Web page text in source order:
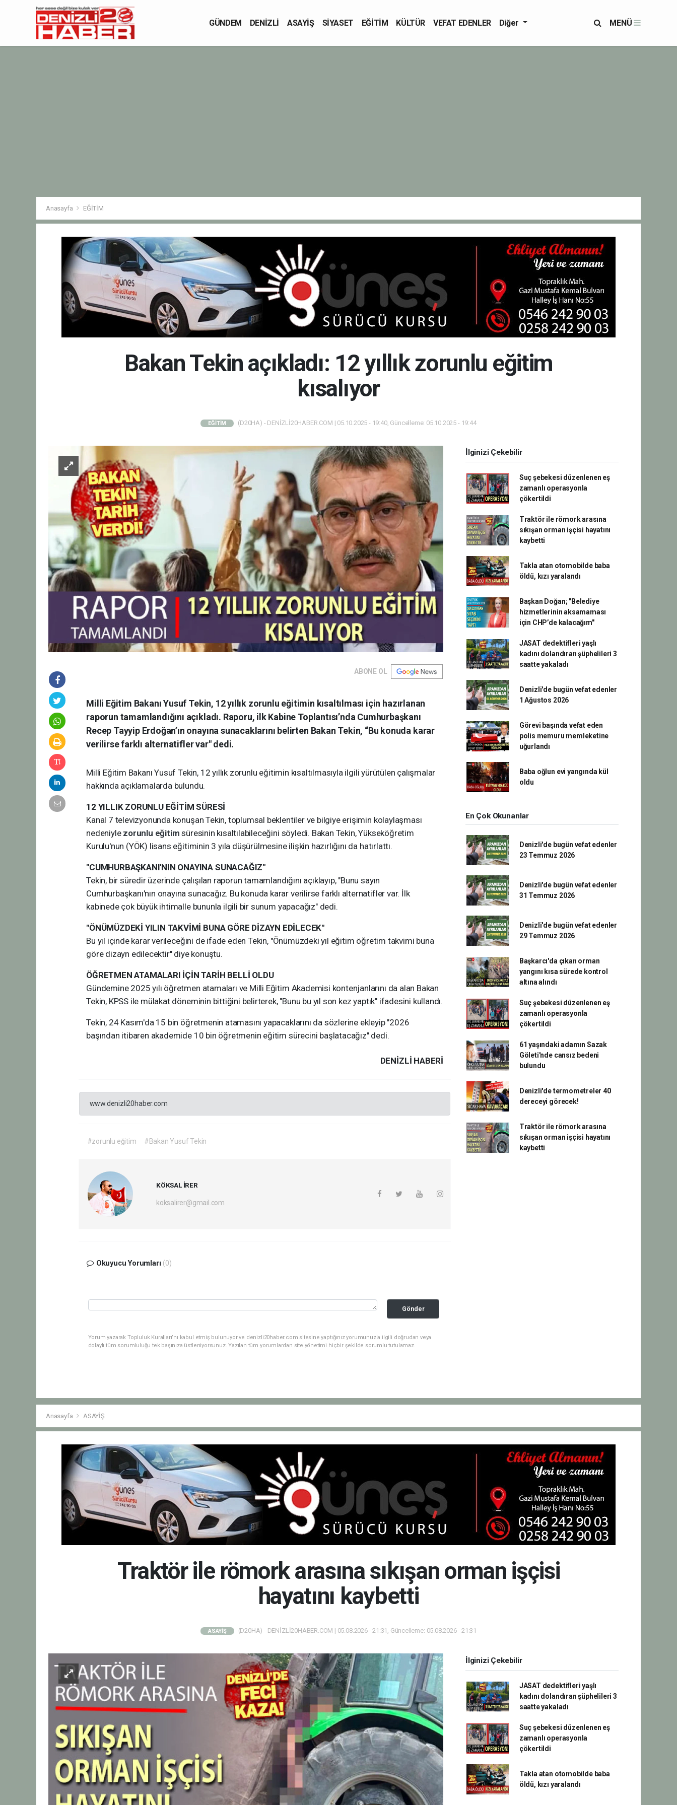
GÜNDEM DENİZLİ ASAYİŞ SİYASET EĞİTİM KÜLTÜR VEFAT EDENLER Diğer MENÜ
Anasayfa EĞİTİM
Bakan Tekin açıkladı: 12 yıllık zorunlu eğitim
kısalıyor
EĞİTİM (D20HA) - DENİZLİ20HABER.COM | 05.10.2025 - 19:40, Güncelleme: 05.10.2025 - 19:44
ABONE OL
Milli Eğitim Bakanı Yusuf Tekin, 12 yıllık zorunlu eğitimin kısaltılması için hazırlanan
raporun tamamlandığını açıkladı. Raporu, ilk Kabine Toplantısı’nda Cumhurbaşkanı
Recep Tayyip Erdoğan’ın onayına sunacaklarını belirten Bakan Tekin, “Bu konuda karar
verilirse farklı alternatifler var" dedi.
Milli Eğitim Bakanı Yusuf Tekin, 12 yıllık zorunlu eğitimin kısaltılmasıyla ilgili yürütülen çalışmalar
hakkında açıklamalarda bulundu.
12 YILLIK ZORUNLU EĞİTİM SÜRESİ
Kanal 7 televizyonunda konuşan Tekin, toplumsal beklentiler ve bilgiye erişimin kolaylaşması
nedeniyle zorunlu eğitimsüresinin kısaltılabileceğini söyledi. Bakan Tekin, Yükseköğretim
Kurulu'nun (YÖK) lisans eğitiminin 3 yıla düşürülmesine ilişkin hazırlığını da hatırlattı.
"CUMHURBAŞKANI'NIN ONAYINA SUNACAĞIZ"
Tekin, bir süredir üzerinde çalışılan raporun tamamlandığını açıklayıp, "Bunu sayın
Cumhurbaşkanı'nın onayına sunacağız. Bu konuda karar verilirse farklı alternatifler var. İlk
kabinede çok büyük ihtimalle bununla ilgili bir sunum yapacağız" dedi.
"ÖNÜMÜZDEKİ YILIN TAKVİMİ BUNA GÖRE DİZAYN EDİLECEK"
Bu yıl içinde karar verileceğini de ifade eden Tekin, "Önümüzdeki yıl eğitim öğretim takvimi buna
göre dizayn edilecektir" diye konuştu.
ÖĞRETMEN ATAMALARI İÇİN TARİH BELLİ OLDU
Gündemine 2025 yılı öğretmen atamaları ve Milli Eğitim Akademisi kontenjanlarını da alan Bakan
Tekin, KPSS ile mülakat döneminin bittiğini belirterek, "Bunu bu yıl son kez yaptık" ifadesini kullandı.
Tekin, 24 Kasım'da 15 bin öğretmenin atamasını yapacaklarını da sözlerine ekleyip "2026
başından itibaren akademide 10 bin öğretmenin eğitim sürecini başlatacağız" dedi.
DENIZLI HABERİ
www.denizli20haber.com
#zorunlu eğitim #Bakan Yusuf Tekin
KÖKSAL İRER
koksalirer@gmail.com
Okuyucu Yorumları (0)
Gönder
Yorum yazarak Topluluk Kuralları’nı kabul etmiş bulunuyor ve denizli20haber.com sitesine yaptığınız yorumunuzla ilgili doğrudan veya
dolaylı tüm sorumluluğu tek başınıza üstleniyorsunuz. Yazılan tüm yorumlardan site yönetimi hiçbir şekilde sorumlu tutulamaz.
İlginizi Çekebilir
Suç şebekesi düzenlenen eş
zamanlı operasyonla
çökertildi
Traktör ile römork arasına
sıkışan orman işçisi hayatını
kaybetti
Takla atan otomobilde baba
öldü, kızı yaralandı
Başkan Doğan; "Belediye
hizmetlerinin aksamaması
için CHP’de kalacağım"
JASAT dedektifleri yaşlı
kadını dolandıran şüphelileri 3
saatte yakaladı
Denizli'de bugün vefat edenler
1 Ağustos 2026
Görevi başında vefat eden
polis memuru memleketine
uğurlandı
Baba oğlun evi yangında kül
oldu
En Çok Okunanlar
Denizli'de bugün vefat edenler
23 Temmuz 2026
Denizli'de bugün vefat edenler
31 Temmuz 2026
Denizli'de bugün vefat edenler
29 Temmuz 2026
Başkarcı'da çıkan orman
yangını kısa sürede kontrol
altına alındı
Suç şebekesi düzenlenen eş
zamanlı operasyonla
çökertildi
61 yaşındaki adamın Sazak
Göleti'nde cansız bedeni
bulundu
Denizli'de termometreler 40
dereceyi görecek!
Traktör ile römork arasına
sıkışan orman işçisi hayatını
kaybetti
Anasayfa ASAYİŞ
Traktör ile römork arasına sıkışan orman işçisi
hayatını kaybetti
ASAYİŞ (D20HA) - DENİZLİ20HABER.COM | 05.08.2026 - 21:31, Güncelleme: 05.08.2026 - 21:31
İlginizi Çekebilir
JASAT dedektifleri yaşlı
kadını dolandıran şüphelileri 3
saatte yakaladı
Suç şebekesi düzenlenen eş
zamanlı operasyonla
çökertildi
Takla atan otomobilde baba
öldü, kızı yaralandı